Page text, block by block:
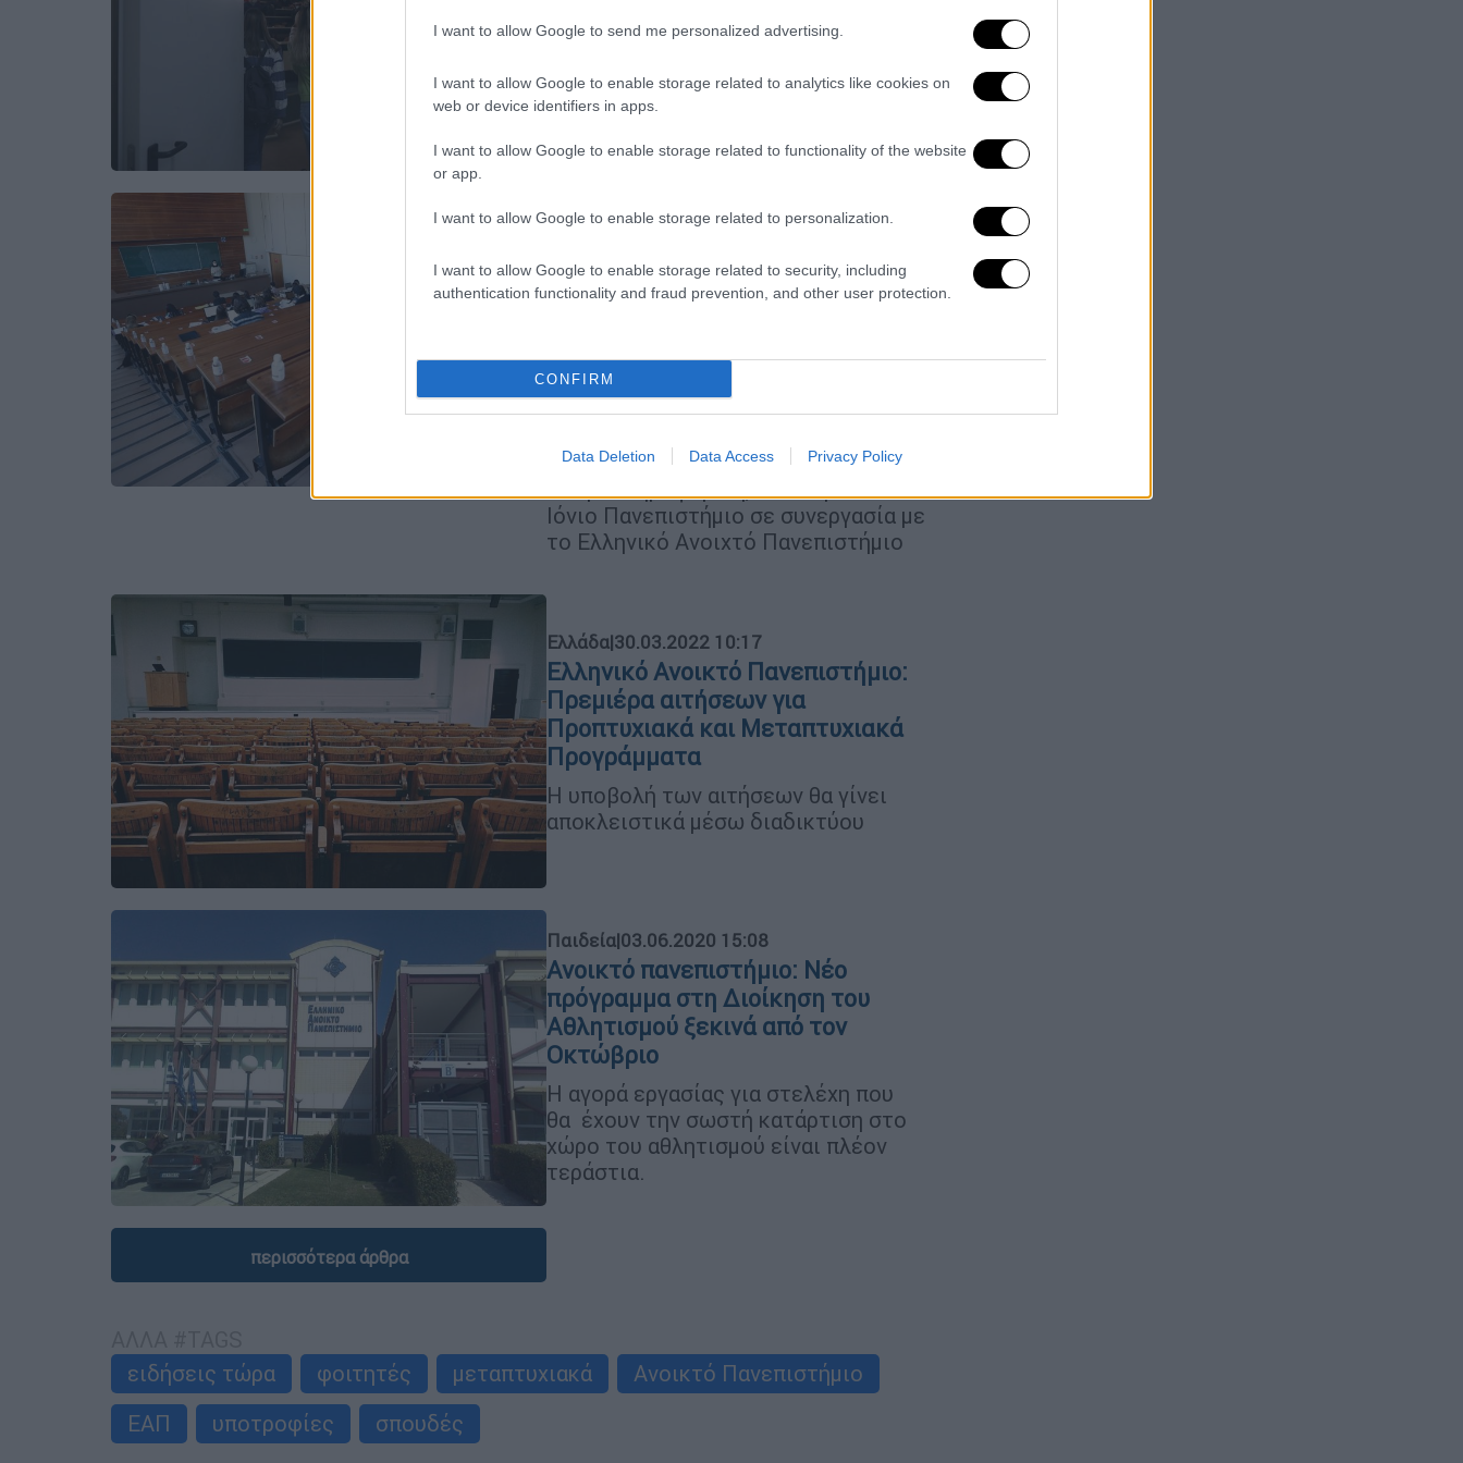
I want to allow Google to send me personalized advertising.
I want to allow Google to enable storage related to analytics like cookies on
web or device identifiers in apps.
I want to allow Google to enable storage related to functionality of the website
or app.
I want to allow Google to enable storage related to personalization.
I want to allow Google to enable storage related to security, including
authentication functionality and fraud prevention, and other user protection.
CONFIRM
Data Deletion Data Access Privacy Policy
φοιτητές
Ξεκινούν οι εγγραφές για το 2022-
2023
Ανοιχτό Πανεπιστήμιο και Ιόνιο:
Σύμπραξη για ένα πρωτοποριακό
μεταπτυχιακό που συνδυάζει έξι
Στην κορωνίδα των μεταπτυχιακών
διπλωμάτων, βρίσκεται το
στη Βιοπληροφορική και
Νευροπληροφορική, που παρέχει το
Ιόνιο Πανεπιστήμιο σε συνεργασία με
το Ελληνικό Ανοιχτό Πανεπιστήμιο
Ελλάδα|30.03.2022 10:17
Ελληνικό Ανοικτό Πανεπιστήμιο:
Πρεμιέρα αιτήσεων για
Προπτυχιακά και Μεταπτυχιακά
Προγράμματα
Η υποβολή των αιτήσεων θα γίνει
αποκλειστικά μέσω διαδικτύου
Παιδεία|03.06.2020 15:08
Ανοικτό πανεπιστήμιο: Νέο
πρόγραμμα στη Διοίκηση του
Αθλητισμού ξεκινά από τον
Οκτώβριο
Η αγορά εργασίας για στελέχη που
θα έχουν την σωστή κατάρτιση στο
χώρο του αθλητισμού είναι πλέον
τεράστια.
περισσότερα άρθρα
ειδήσεις τώρα
φοιτητές μεταπτυχιακά
Ανοικτό Πανεπιστήμιο
ΕΑΠ
υποτροφίες σπουδές